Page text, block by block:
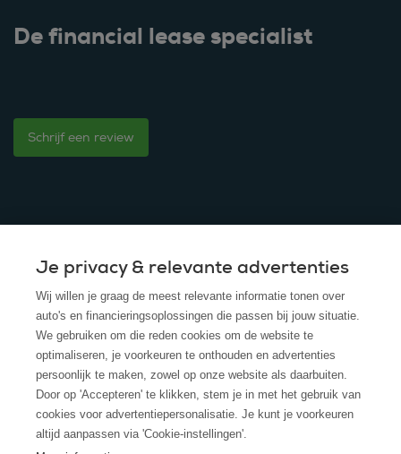
De financial lease specialist
Schrijf een review
© 2025 - ROS Krediet Service
Algemene Voorwaarden
Disclaimer
Privacy Policy
Cookies
Je privacy & relevante advertenties
Wij willen je graag de meest relevante informatie tonen over
auto's en financieringsoplossingen die passen bij jouw situatie.
We gebruiken om die reden cookies om de website te
optimaliseren, je voorkeuren te onthouden en advertenties
persoonlijk te maken, zowel op onze website als daarbuiten.
Door op 'Accepteren' te klikken, stem je in met het gebruik van
cookies voor advertentiepersonalisatie. Je kunt je voorkeuren
altijd aanpassen via 'Cookie-instellingen'.